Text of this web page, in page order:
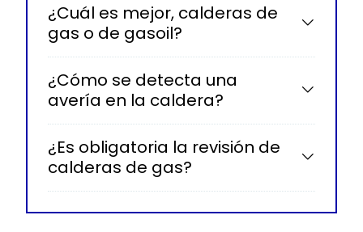
¿Cuál es mejor, calderas de
gas o de gasoil?
¿Cómo se detecta una
avería en la caldera?
¿Es obligatoria la revisión de
calderas de gas?